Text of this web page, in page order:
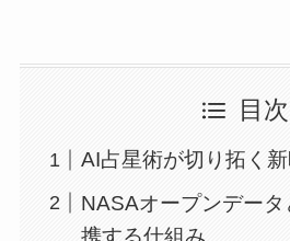
目次
AI占星術が切り拓く
NASAオープンデー
携する仕組み